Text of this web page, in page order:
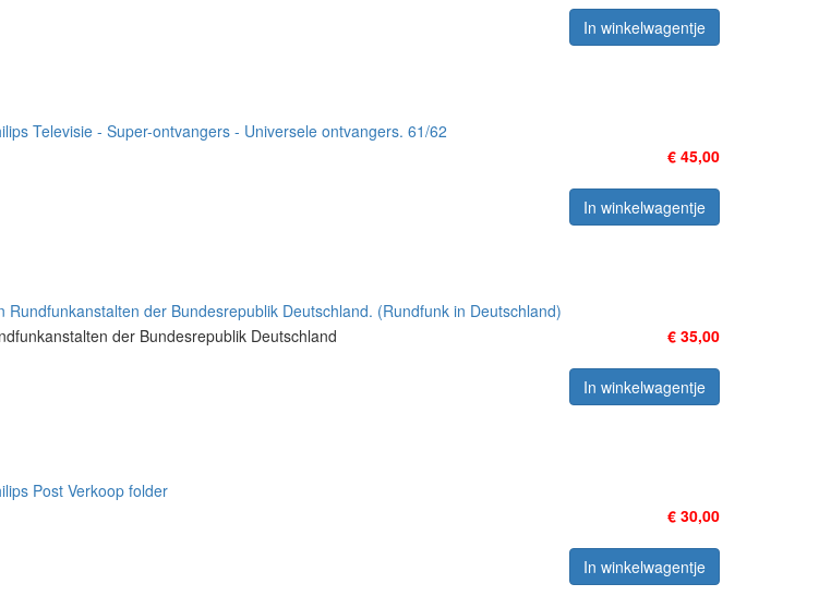
In winkelwagentje
Televisie - Super-ontvangers - Universele ontvangers. 61/62
€ 45,00
In winkelwagentje
der Bundesrepublik Deutschland. (Rundfunk in Deutschland)
der Bundesrepublik Deutschland
€ 35,00
In winkelwagentje
Post Verkoop folder
€ 30,00
In winkelwagentje